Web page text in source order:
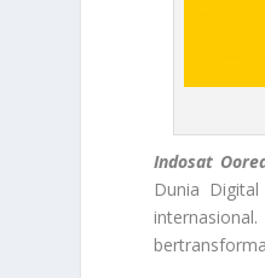
Indosat
Dunia